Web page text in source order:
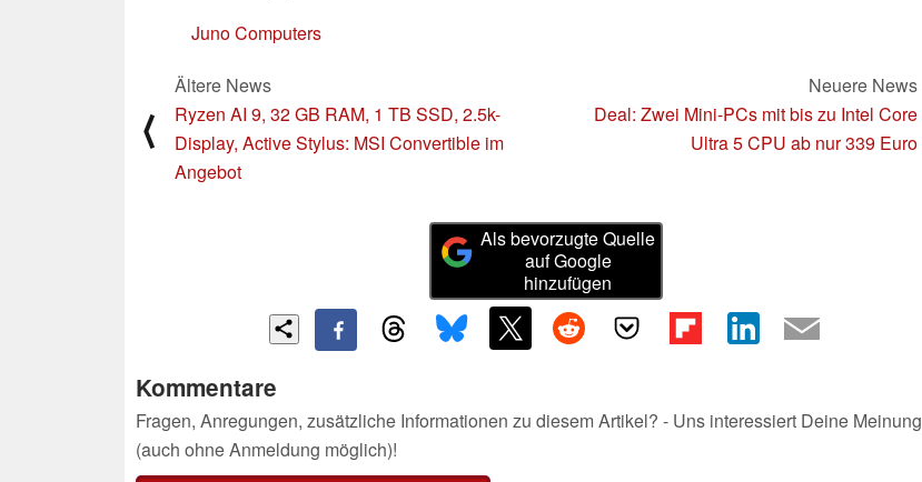
Juno Computers
⟨
Ältere News
Ryzen AI 9, 32 GB RAM, 1 TB SSD, 2.5k-
Display, Active Stylus: MSI Convertible im
Angebot
Neuere News
Deal: Zwei Mini-PCs mit bis zu Intel Core
Ultra 5 CPU ab nur 339 Euro
Als bevorzugte Quelle
auf Google
hinzufügen
Kommentare
Fragen, Anregungen, zusätzliche Informationen zu diesem Artikel? - Uns interessiert Deine Meinung
(auch ohne Anmeldung möglich)!